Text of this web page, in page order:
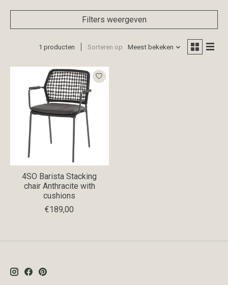
Filters weergeven
1 producten Sorteren op Meest bekeken
4SO Barista Stacking
chair Anthracite with
cushions
€189,00